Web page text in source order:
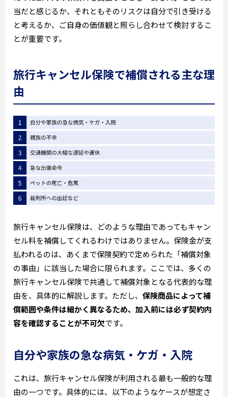
当だと感じるか、それともそのリスクは自分で引き受ける
と考えるか、ご自身の価値観と照らし合わせて検討するこ
とが重要です。
旅行キャンセル保険で補償される主な理
由
旅行キャンセル保険は、どのような理由であってもキャン
セル料を補償してくれるわけではありません。保険金が支
払われるのは、あくまで保険契約で定められた「補償対象
の事由」に該当した場合に限られます。ここでは、多くの
旅行キャンセル保険で共通して補償対象となる代表的な理
由を、具体的に解説します。ただし、 保険商品によって補
償範囲や条件は細かく異なるため、加入前には必ず契約内
容を確認することが不可欠です。
自分や家族の急な病気・ケガ・入院
これは、旅行キャンセル保険が利用される最も一般的な理
由の一つです。具体的には、以下のようなケースが想定さ